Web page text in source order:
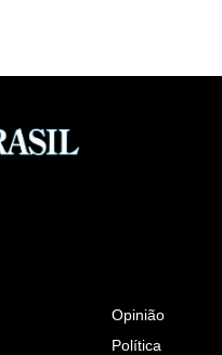
Opinião
Política